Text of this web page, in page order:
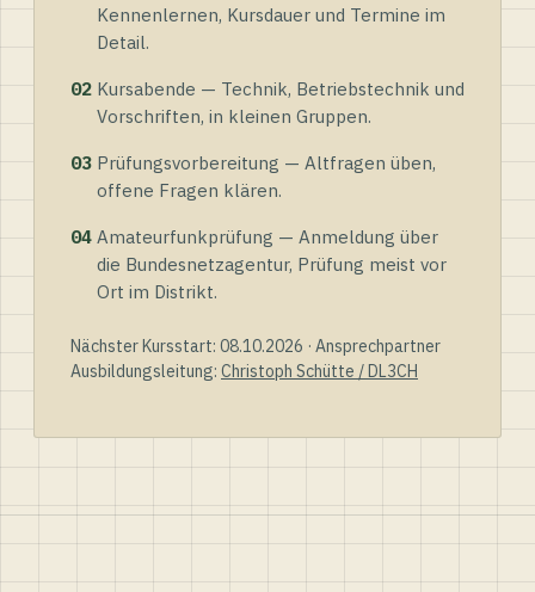
Kennenlernen, Kursdauer und Termine im
Detail.
02 Kursabende — Technik, Betriebstechnik und
Vorschriften, in kleinen Gruppen.
03 Prüfungsvorbereitung — Altfragen üben,
offene Fragen klären.
04 Amateurfunkprüfung — Anmeldung über
die Bundesnetzagentur, Prüfung meist vor
Ort im Distrikt.
Nächster Kursstart: 08.10.2026 · Ansprechpartner
Ausbildungsleitung: Christoph Schütte / DL3CH